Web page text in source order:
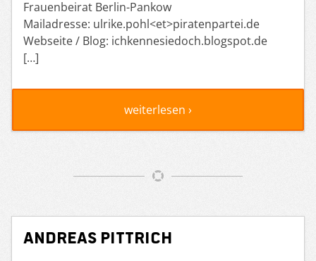
Frauenbeirat Berlin-Pankow
Mailadresse: ulrike.pohl<et>piratenpartei.de
Webseite / Blog: ichkennesiedoch.blogspot.de
[…]
weiterlesen ›
Andreas Pittrich